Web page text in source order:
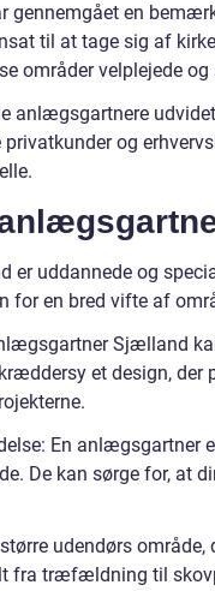
en
til at tage sig af
områder velplejede og
anlægsgartnere
og
uddannede og
for en bred vifte af
Sjælland
et design,
En anlægsgartner
De kan sørge for, at
udendørs
træfældning til